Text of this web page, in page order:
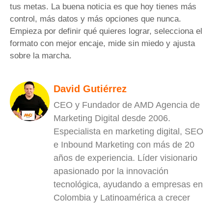
tus metas. La buena noticia es que hoy tienes más
control, más datos y más opciones que nunca.
Empieza por definir qué quieres lograr, selecciona el
formato con mejor encaje, mide sin miedo y ajusta
sobre la marcha.
David Gutiérrez
CEO y Fundador de AMD Agencia de
Marketing Digital desde 2006.
Especialista en marketing digital, SEO
e Inbound Marketing con más de 20
años de experiencia. Líder visionario
apasionado por la innovación
tecnológica, ayudando a empresas en
Colombia y Latinoamérica a crecer